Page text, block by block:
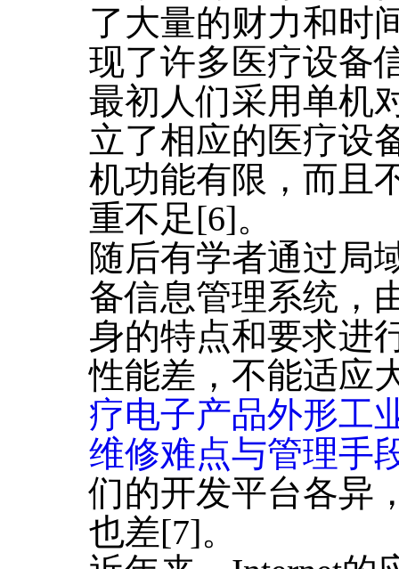
了大量的财力和时
现了许多医疗设备
最初人们采用单机
立了相应的医疗设
机功能有限，而且
重不足[6]。
随后有学者通过局
备信息管理系统，
身的特点和要求进
性能差，不能适应
疗电子产品外形工
维修难点与管理手
们的开发平台各异
也差[7]。